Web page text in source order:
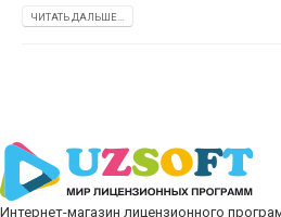
ЧИТАТЬ ДАЛЬШЕ...
Интернет-магазин лицензионного